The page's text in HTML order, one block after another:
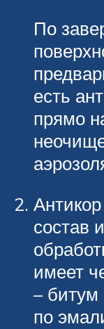
По
есть
прямо
состав
имеет
– битум
по